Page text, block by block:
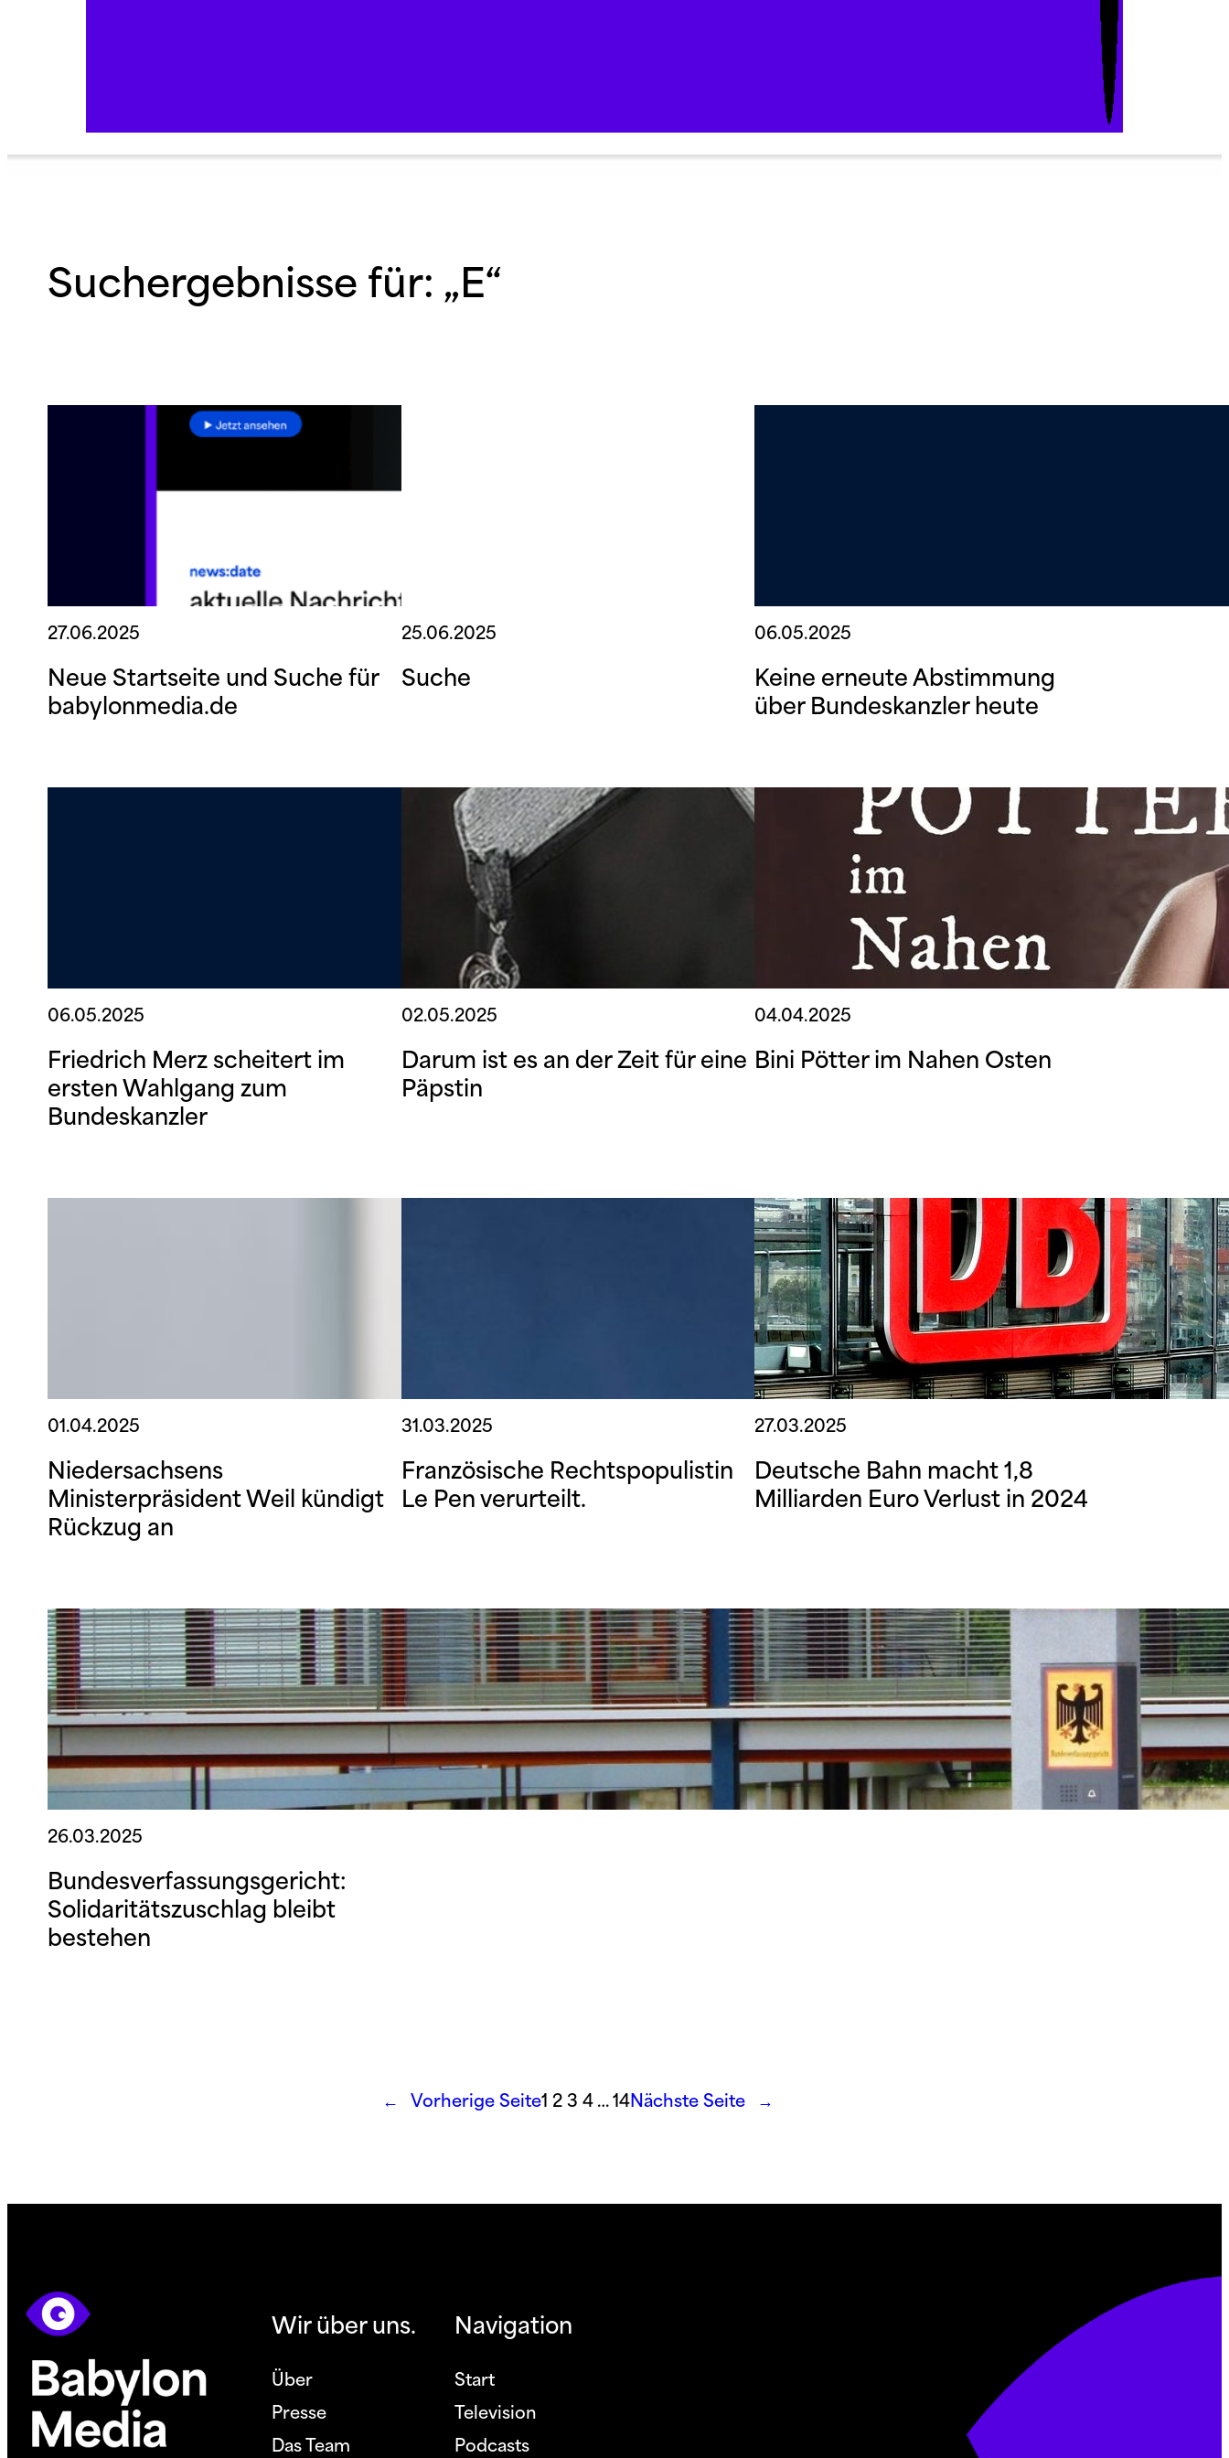
Suchergebnisse für: „E“
27.06.2025
Neue Startseite und Suche für
babylonmedia.de
25.06.2025
Suche
06.05.2025
Keine erneute Abstimmung
über Bundeskanzler heute
06.05.2025
Friedrich Merz scheitert im
ersten Wahlgang zum
Bundeskanzler
02.05.2025
Darum ist es an der Zeit für eine
Päpstin
04.04.2025
Bini Pötter im Nahen Osten
01.04.2025
Niedersachsens
Ministerpräsident Weil kündigt
Rückzug an
31.03.2025
Französische Rechtspopulistin
Le Pen verurteilt.
27.03.2025
Deutsche Bahn macht 1,8
Milliarden Euro Verlust in 2024
26.03.2025
Bundesverfassungsgericht:
Solidaritätszuschlag bleibt
bestehen
← Vorherige Seite1 2 3 4 … 14Nächste Seite →
Wir über uns.
Über
Presse
Das Team
Navigation
Start
Television
Podcasts